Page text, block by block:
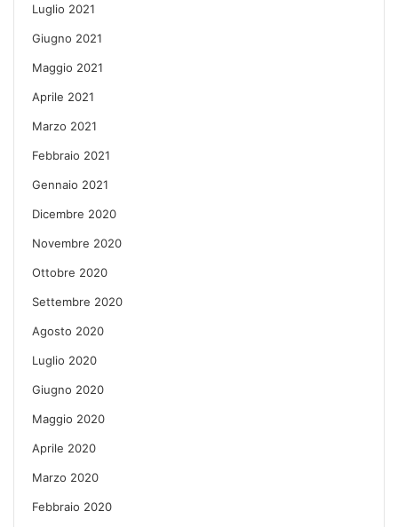
Luglio 2021
Giugno 2021
Maggio 2021
Aprile 2021
Marzo 2021
Febbraio 2021
Gennaio 2021
Dicembre 2020
Novembre 2020
Ottobre 2020
Settembre 2020
Agosto 2020
Luglio 2020
Giugno 2020
Maggio 2020
Aprile 2020
Marzo 2020
Febbraio 2020